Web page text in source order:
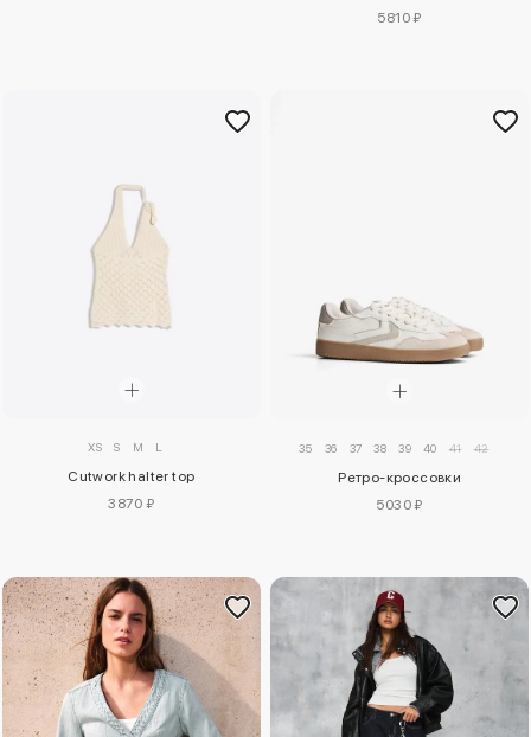
5810 ₽
XS S M L
Cutwork halter top
3870 ₽
35 36 37 38 39 40 41 42
Ретро-кроссовки
5030 ₽